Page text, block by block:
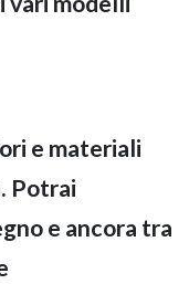
e materiali
Potrai
e ancora tra